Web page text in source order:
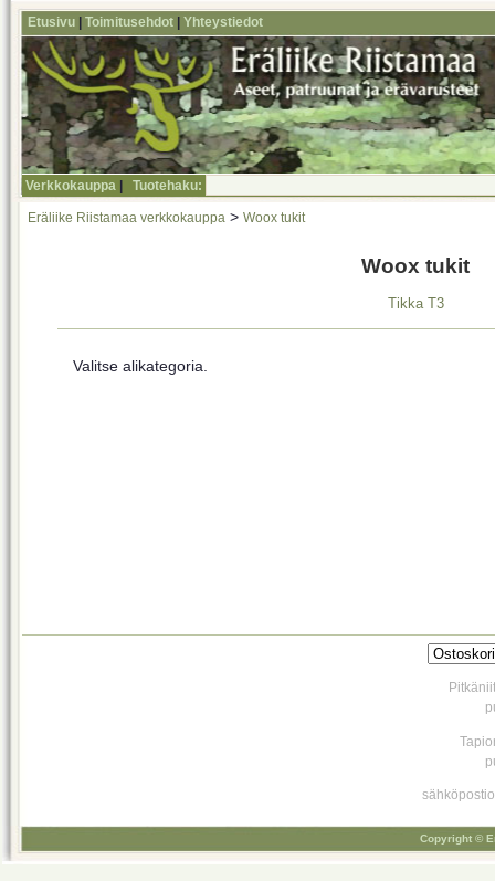
Etusivu Toimitusehdot Yhteystiedot
Verkkokauppa Tuotehaku:
Eräliike Riistamaa verkkokauppa > Woox tukit
Woox tukit
Tikka T3
Valitse alikategoria.
Copyright ©